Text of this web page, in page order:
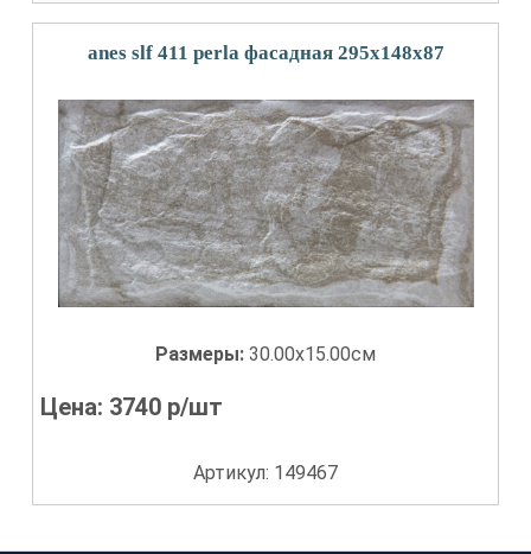
anes slf 411 perla фасадная 295x148х87
Размеры: 30.00x15.00см
Цена: 3740 р/шт
Артикул: 149467